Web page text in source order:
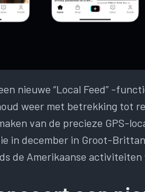
nieuwe “Local Feed” -
weer met betrekking tot
van de precieze GPS-
in december in Groot-
de Amerikaanse